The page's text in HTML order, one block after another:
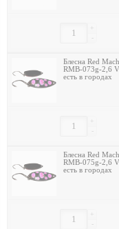
-
+
Блесна Red
RMB-073g-2,6
есть в городах
-
+
Блесна Red
RMB-075g-2,6
есть в городах
-
+